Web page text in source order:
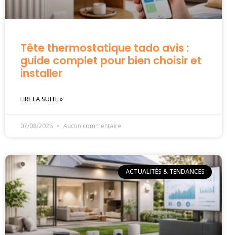
Tête thermostatique tado avis :
guide complet pour bien choisir et
installer
LIRE LA SUITE »
07/08/2026 Aucun commentaire
ACTUALITÉS & TENDANCES